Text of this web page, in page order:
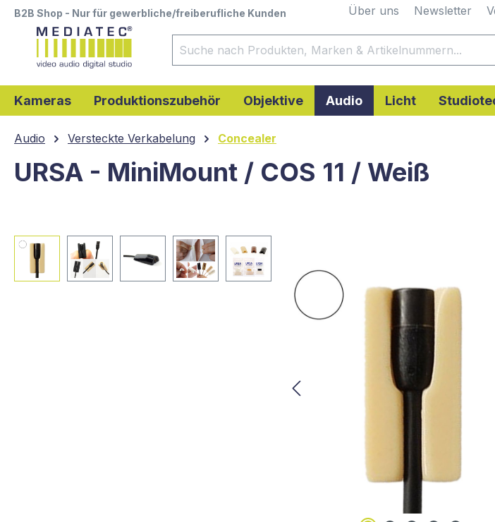
Zur Hauptnavigation springen
B2B Shop - Nur für gewerbliche/freiberufliche Kunden Über uns Newsletter
Kameras Produktionszubehör Objektive Audio Licht
Audio Versteckte Verkabelung Concealer
URSA - MiniMount / COS 11 / Weiß
Bildergalerie überspringen